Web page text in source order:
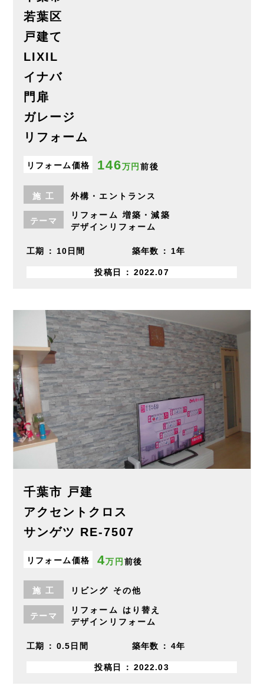
若葉区
戸建て
LIXIL
イナバ
門扉
ガレージ
リフォーム
リフォーム価格 146万円 前後
施 工 外構・エントランス
テーマ
リフォーム
増築・減築
デザインリフォーム
工期 10日間 築年数 1年
投稿日 2022.07
千葉市 戸建
アクセントクロス
サンゲツ RE-7507
リフォーム価格 4万円 前後
施工 リビング その他
テーマ
リフォーム
はり替え
デザインリフォーム
工期 0.5日間 築年数 4年
投稿日 2022.03